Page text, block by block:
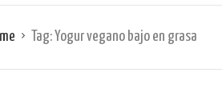
Tag:Yogur vegano bajo en grasa